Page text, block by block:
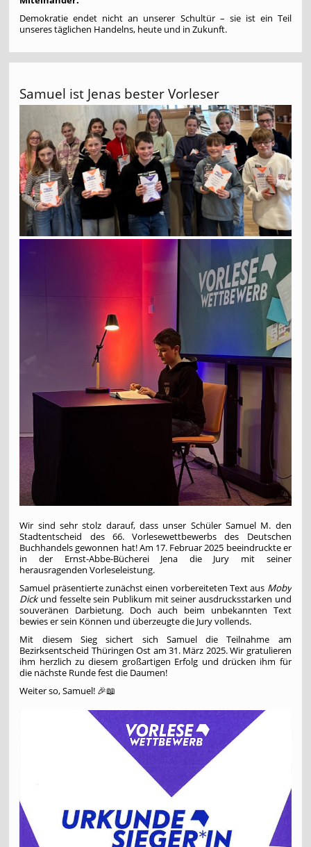
Demokratie endet nicht an unserer Schultür – sie ist ein Teil
unseres täglichen Handelns, heute und in Zukunft.
Samuel ist Jenas bester Vorleser
Wir sind sehr stolz darauf, dass unser Schüler Samuel M. den
Stadtentscheid des 66. Vorlesewettbewerbs des Deutschen
Buchhandels gewonnen hat! Am 17. Februar 2025 beeindruckte er
in der Ernst-Abbe-Bücherei Jena die Jury mit seiner
herausragenden Vorleseleistung.
Samuel präsentierte zunächst einen vorbereiteten Text aus Moby
Dickund fesselte sein Publikum mit seiner ausdrucksstarken und
souveränen Darbietung. Doch auch beim unbekannten Text
bewies er sein Können und überzeugte die Jury vollends.
Mit diesem Sieg sichert sich Samuel die Teilnahme am
Bezirksentscheid Thüringen Ost am 31. März 2025. Wir gratulieren
ihm herzlich zu diesem großartigen Erfolg und drücken ihm für
die nächste Runde fest die Daumen!
Weiter so, Samuel! 🎉📖